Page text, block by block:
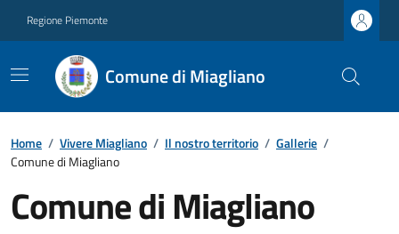
Regione Piemonte
Comune di Miagliano
Home / Vivere Miagliano / Il nostro territorio / Gallerie /
Comune di Miagliano
Comune di Miagliano